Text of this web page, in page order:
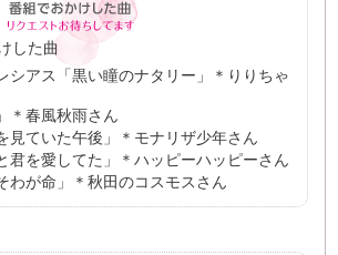
した曲
シアス「黒い瞳のナタリー」＊りりちゃ
＊春風秋雨さん
見ていた午後」＊モナリザ少年さん
君を愛してた」＊ハッピーハッピーさん
わが命」＊秋田のコスモスさん